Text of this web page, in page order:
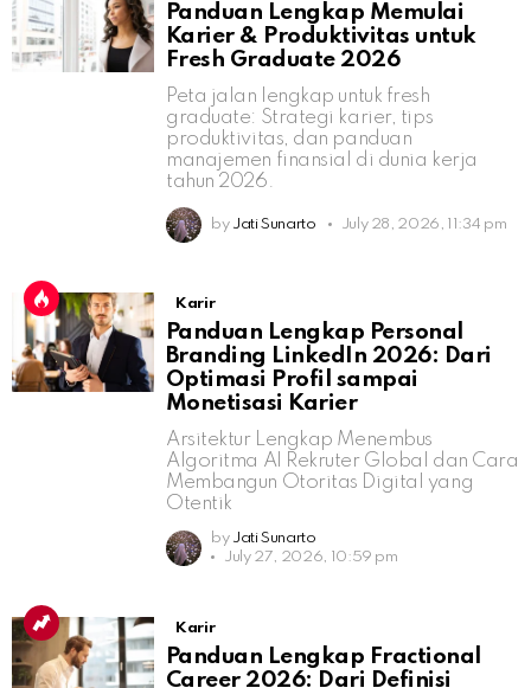
Panduan Lengkap Memulai
Karier & Produktivitas untuk
Fresh Graduate 2026
Peta jalan lengkap untuk fresh
graduate: Strategi karier, tips
produktivitas, dan panduan
manajemen finansial di dunia kerja
tahun 2026.
by Jati Sunarto July 28, 2026, 11:34 pm
Karir
Panduan Lengkap Personal
Branding LinkedIn 2026: Dari
Optimasi Profil sampai
Monetisasi Karier
Arsitektur Lengkap Menembus
Algoritma AI Rekruter Global dan Cara
Membangun Otoritas Digital yang
Otentik
by Jati Sunarto
July 27, 2026, 10:59 pm
Karir
Panduan Lengkap Fractional
Career 2026: Dari Definisi